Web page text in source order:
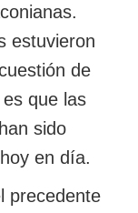
estuvieron
de
que las
sido
en día.
precedente